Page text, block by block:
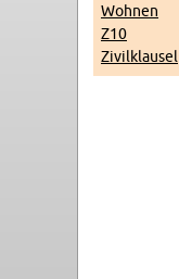
Woh­nen
Z10
Zi­vil­klau­sel